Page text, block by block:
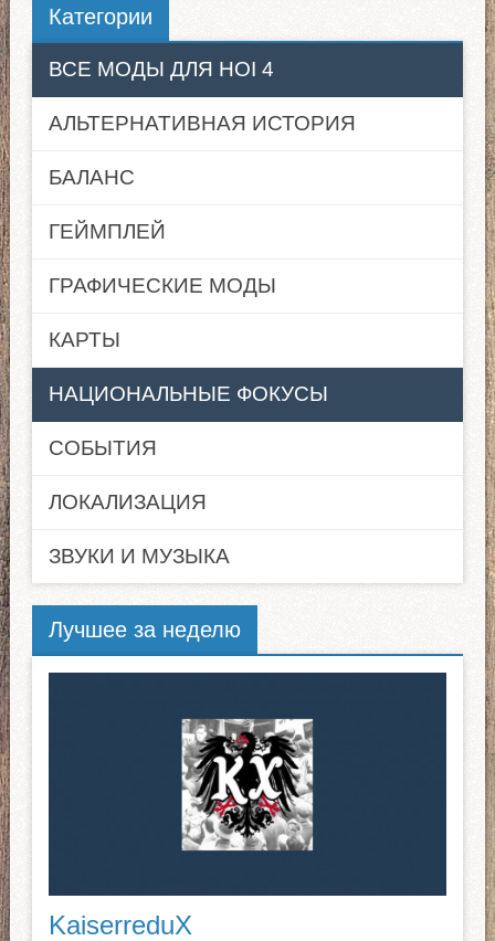
Категории
ВСЕ МОДЫ ДЛЯ HOI 4
АЛЬТЕРНАТИВНАЯ ИСТОРИЯ
БАЛАНС
ГЕЙМПЛЕЙ
ГРАФИЧЕСКИЕ МОДЫ
КАРТЫ
НАЦИОНАЛЬНЫЕ ФОКУСЫ
СОБЫТИЯ
ЛОКАЛИЗАЦИЯ
ЗВУКИ И МУЗЫКА
Лучшее за неделю
KaiserreduX